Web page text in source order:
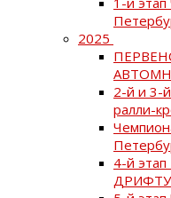
2025
2-й и 3-
ралли-
4-й
ДРИФТУ